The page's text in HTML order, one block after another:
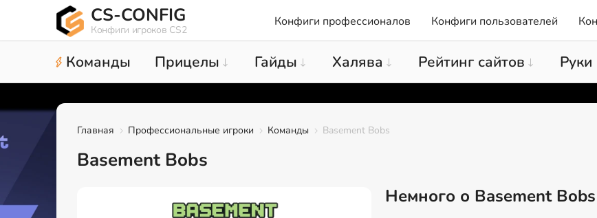
CS-CONFIG
Конфиги игроков CS2
Конфиги профессионалов Конфиги пользователей
Команды Прицелы Гайды Халява Рейтинг сайтов Руки
Главная Профессиональные игроки Команды Basement Bobs
Basement Bobs
Немного о Basement